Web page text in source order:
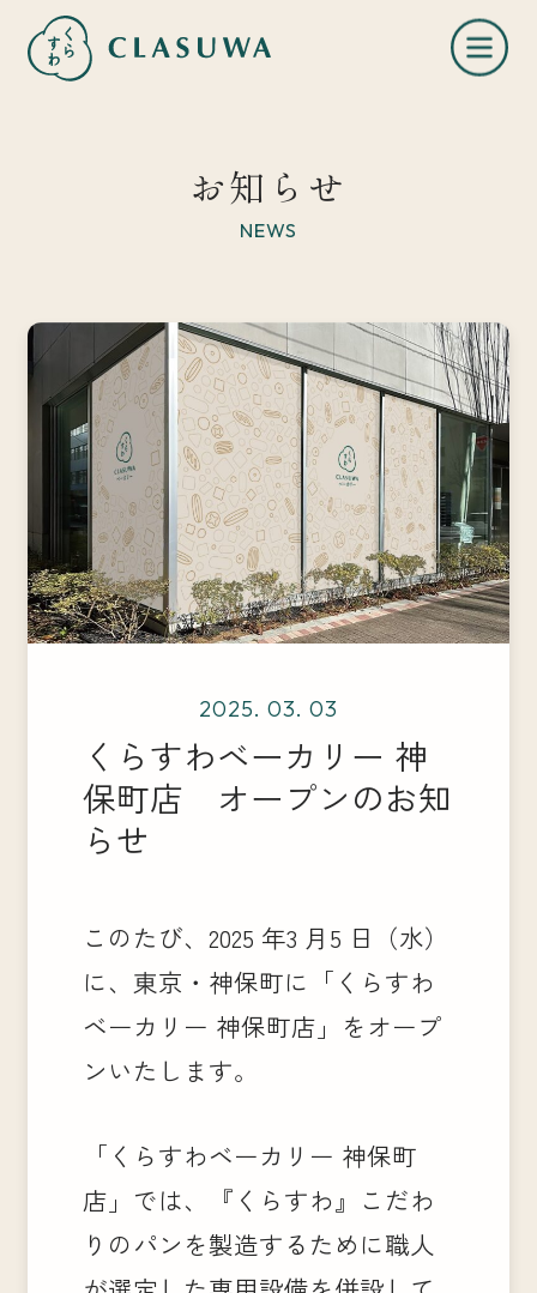
くらすわとは
お知らせ
店舗一覧
お知らせ
NEWS
2025. 03. 03
くらすわベーカリー 神
保町店 オープンのお知
らせ
このたび、2025 年3 月5 日（水）
に、東京・神保町に「くらすわ
ベーカリー 神保町店」をオープ
ンいたします。
「くらすわベーカリー 神保町
店」では、『くらすわ』こだわ
りのパンを製造するために職人